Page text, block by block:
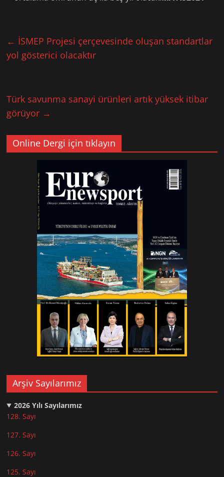
← İSMEP Projesi çerçevesinde oluşan standartlar
yol gösterici olacaktır
Türk savunma sanayi ürünleri artık yüksek itibar
görüyor →
Online Dergi için tıklayın
Arşiv Sayılarımız
2026 Yılı Sayılarımız
128. Sayı
127. Sayı
126. Sayı
125. Sayı